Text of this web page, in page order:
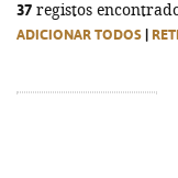
37 registos
ADICIONAR TODOS